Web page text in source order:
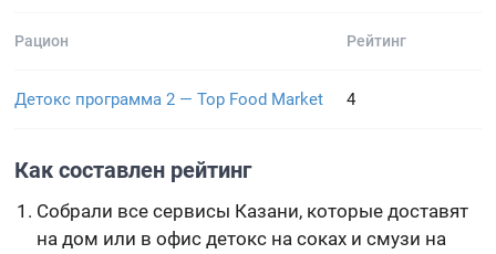
Рацион Рейтинг
Детокс программа 2 — Top Food Market 4
Как составлен рейтинг
Собрали все сервисы Казани, которые доставят
на дом или в офис детокс на соках и смузи на